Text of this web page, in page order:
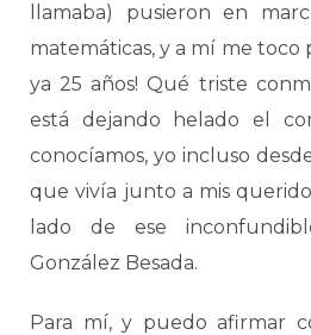
llamaba) pusieron en
matemáticas, y a mí me toco
ya 25 años! Qué triste
está dejando helado el
conocíamos, yo incluso
que vivía junto a mis
lado de ese
González Besada.
Para mí, y puedo afirmar